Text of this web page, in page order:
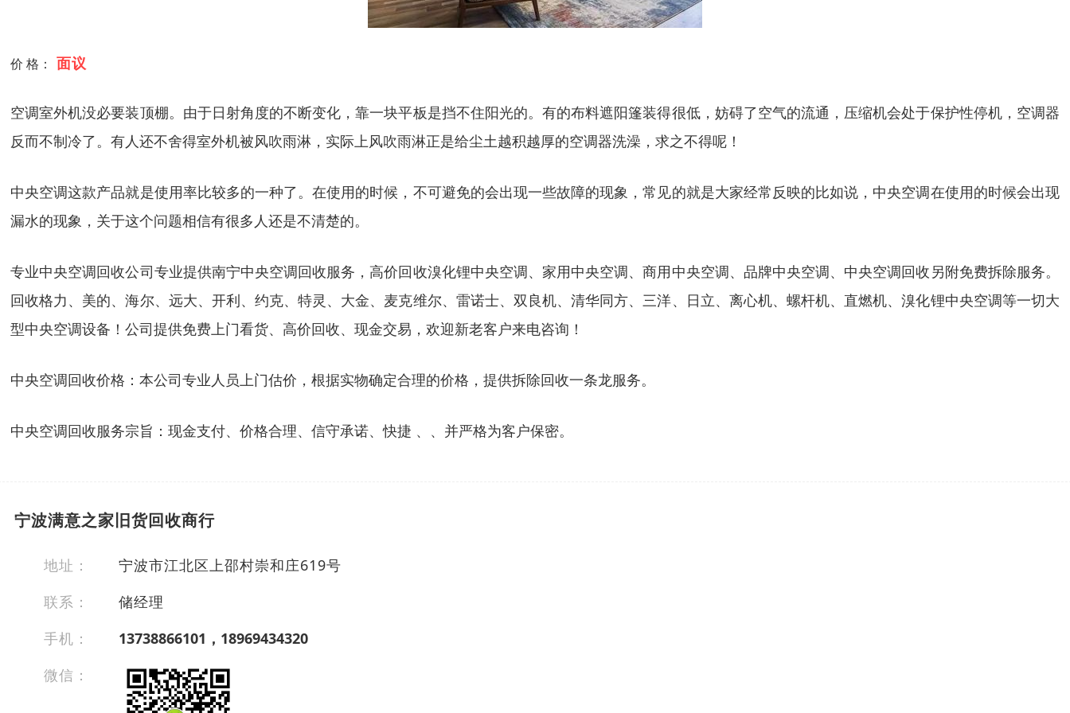
价 格： 面议
空调室外机没必要装顶棚。由于日射角度的不断变化，靠一块平板是挡不住阳光的。有的布料遮阳篷装得很低，妨碍了空气的流通，压缩机会处于保护性停机，空调器
反而不制冷了。有人还不舍得室外机被风吹雨淋，实际上风吹雨淋正是给尘土越积越厚的空调器洗澡，求之不得呢！
中央空调这款产品就是使用率比较多的一种了。在使用的时候，不可避免的会出现一些故障的现象，常见的就是大家经常反映的比如说，中央空调在使用的时候会出现
漏水的现象，关于这个问题相信有很多人还是不清楚的。
专业中央空调回收公司专业提供南宁中央空调回收服务，高价回收溴化锂中央空调、家用中央空调、商用中央空调、品牌中央空调、中央空调回收另附免费拆除服务。
回收格力、美的、海尔、远大、开利、约克、特灵、大金、麦克维尔、雷诺士、双良机、清华同方、三洋、日立、离心机、螺杆机、直燃机、溴化锂中央空调等一切大
型中央空调设备！公司提供免费上门看货、高价回收、现金交易，欢迎新老客户来电咨询！
中央空调回收价格：本公司专业人员上门估价，根据实物确定合理的价格，提供拆除回收一条龙服务。
中央空调回收服务宗旨：现金支付、价格合理、信守承诺、快捷 、、并严格为客户保密。
宁波满意之家旧货回收商行
地址：
宁波市江北区上邵村崇和庄619号
联系：
储经理
手机：
13738866101，18969434320
微信：